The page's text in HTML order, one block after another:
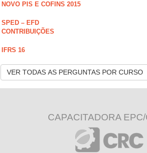
NOVO PIS E COFINS 2015
SPED – EFD
CONTRIBUIÇÕES
IFRS 16
VER TODAS AS PERGUNTAS POR CURSO
CAPACITADORA